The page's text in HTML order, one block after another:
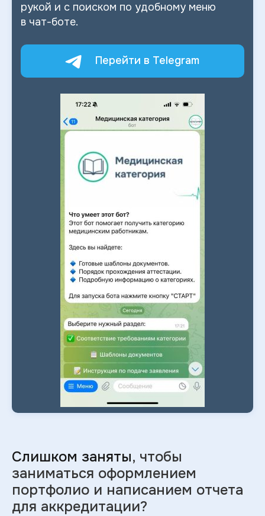
рукой и с поиском по удобному меню
в чат-боте.
Перейти в Telegram
Слишком заняты, чтобы
заниматься оформлением
портфолио и написанием отчета
для аккредитации?